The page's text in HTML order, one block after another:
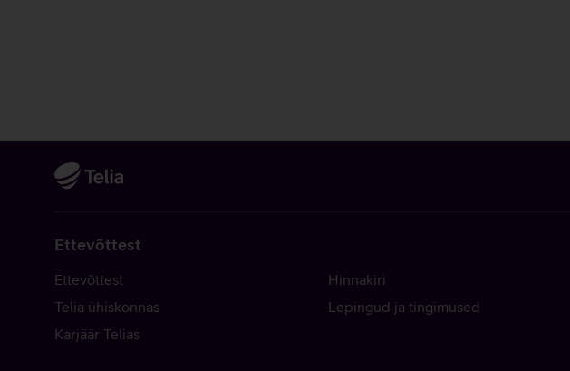
Ettevõttest
Ettevõttest
Telia ühiskonnas
Karjäär Telias
Hinnakiri
Lepingud ja tingimused